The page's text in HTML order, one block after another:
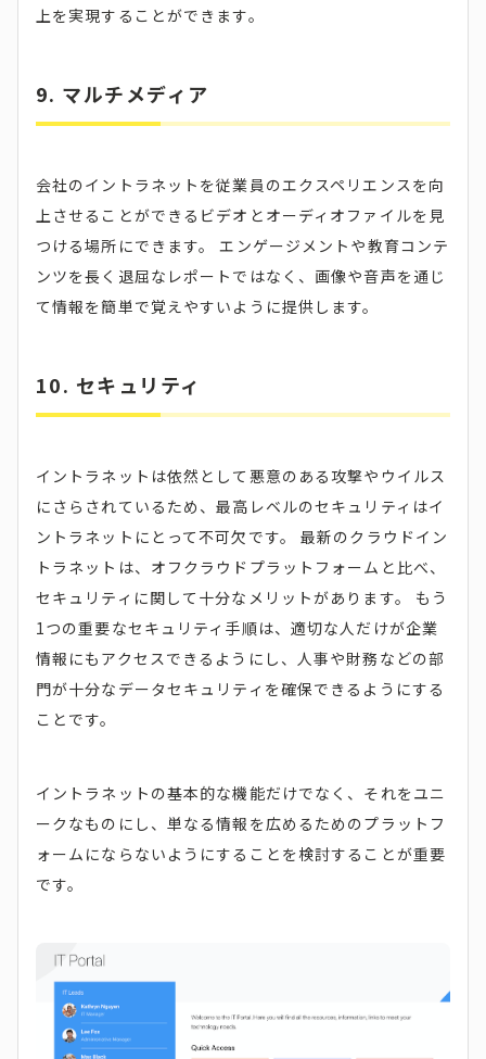
上を実現することができます。
9. マルチメディア
会社のイントラネットを従業員のエクスペリエンスを向
上させることができるビデオとオーディオファイルを見
つける場所にできます。 エンゲージメントや教育コンテ
ンツを長く退屈なレポートではなく、画像や音声を通じ
て情報を簡単で覚えやすいように提供します。
10. セキュリティ
イントラネットは依然として悪意のある攻撃やウイルス
にさらされているため、最高レベルのセキュリティはイ
ントラネットにとって不可欠です。 最新のクラウドイン
トラネットは、オフクラウドプラットフォームと比べ、
セキュリティに関して十分なメリットがあります。 もう
1つの重要なセキュリティ手順は、適切な人だけが企業
情報にもアクセスできるようにし、人事や財務などの部
門が十分なデータセキュリティを確保できるようにする
ことです。
イントラネットの基本的な機能だけでなく、それをユニ
ークなものにし、単なる情報を広めるためのプラットフ
ォームにならないようにすることを検討することが重要
です。